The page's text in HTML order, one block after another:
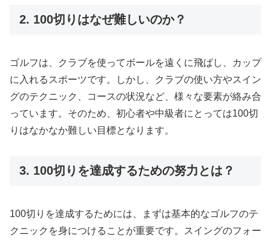
2. 100切りはなぜ難しいのか？
ゴルフは、クラブを使ってボールを遠くに飛ばし、カップ
に入れるスポーツです。しかし、クラブの使い方やスイン
グのテクニック、コースの状況など、様々な要素が絡み合
っています。そのため、初心者や中級者にとっては100切
りはなかなか難しい目標となります。
3. 100切りを達成するための努力とは？
100切りを達成するためには、まずは基本的なゴルフのテ
クニックを身につけることが重要です。スイングのフォー